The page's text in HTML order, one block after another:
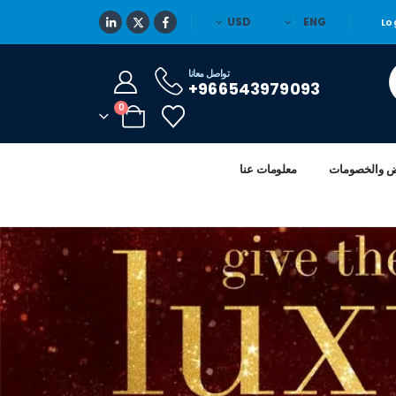
ENG
USD
تواصل معانا
966543979093+
0
والخصومات معلومات عنا